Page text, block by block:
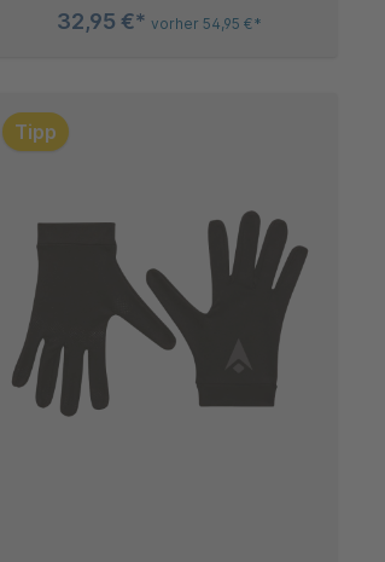
32,95 €*vorher 54,95 €*
Tipp